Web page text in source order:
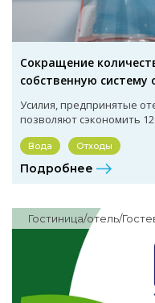
Сокращение
собственную
Усилия, предпринятые
позволяют сэкономить
Вода Отходы
Подробнее
Гостиница/отель/